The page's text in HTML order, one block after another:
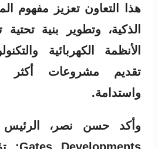
هذا التعاون تعزيز مفهوم
الذكية، وتطوير بنية
الأنظمة الكهربائية
تقديم مشروعات أكثر
واستدامة.
وأكد حسن نصر، الرئيس